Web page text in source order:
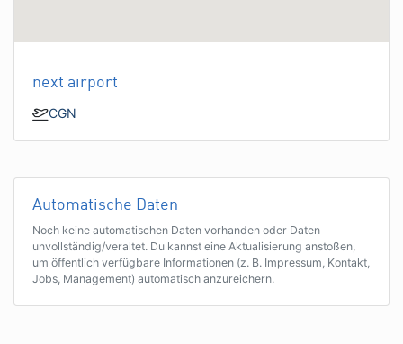
next airport
CGN
Automatische Daten
Noch keine automatischen Daten vorhanden oder Daten
unvollständig/veraltet. Du kannst eine Aktualisierung anstoßen,
um öffentlich verfügbare Informationen (z. B. Impressum, Kontakt,
Jobs, Management) automatisch anzureichern.